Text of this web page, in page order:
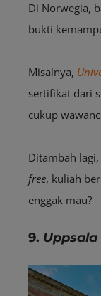
Di Norwegia,
bukti
Misalnya,
sertifikat dari
cukup
Ditambah
free, kuliah
enggak mau?
9.